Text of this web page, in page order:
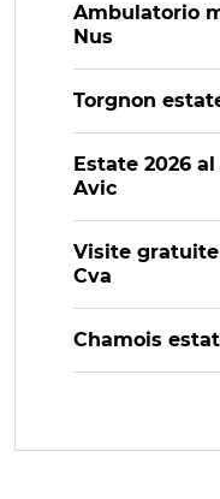
Ambulatorio
Nus
Torgnon
Estate 2026
Avic
Visite
Cva
Chamois